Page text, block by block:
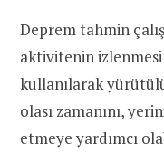
Deprem tahmin
aktivitenin
kullanılarak
olası zamanını,
etmeye yardımcı